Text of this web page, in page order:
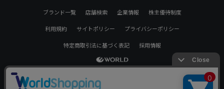
ブランド一覧 店舗検索 企業情報 株主優待制度
利用規約 サイトポリシー プライバシーポリシー
特定商取引法に基づく表記 採用情報